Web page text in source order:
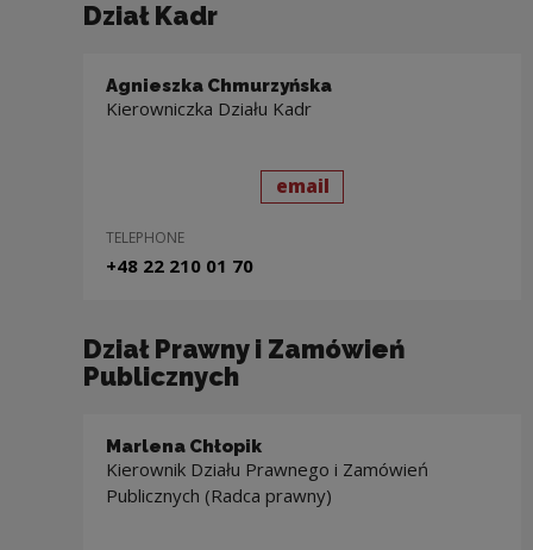
Dział Kadr
Agnieszka Chmurzyńska
Kierowniczka Działu Kadr
send
emailto: Agnieszka
TELEPHONE
+48 22 210 01 70
Dział Prawny i Zamówień
Publicznych
Marlena Chłopik
Kierownik Działu Prawnego i Zamówień
Publicznych (Radca prawny)